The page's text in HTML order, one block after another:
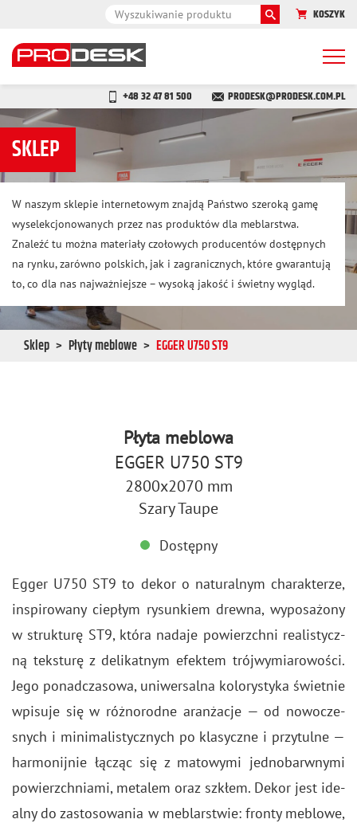
KOSZYK
+48 32 47 81 500 PRODESK@PRODESK.COM.PL
SKLEP
W naszym sklepie internetowym znajdą Państwo szeroką gamę
wyselekcjonowanych przez nas produktów dla meblarstwa.
Znaleźć tu można materiały czołowych producentów dostępnych
na rynku, zarówno polskich, jak i zagranicznych, które gwarantują
to, co dla nas najważniejsze – wysoką jakość i świetny wygląd.
Sklep Płyty meblowe EGGER U750 ST9
Płyta meblowa
EGGER U750 ST9
2800x2070 mm
Szary Taupe
Dostępny
Egger U750 ST9 to dekor o na­tu­ral­nym cha­rak­te­rze,
in­spi­ro­wa­ny cie­płym ry­sun­kiem drew­na, wy­po­sa­żo­ny
w struk­tu­rę ST9, która na­da­je po­wierzch­ni re­ali­stycz­
ną tek­stu­rę z de­li­kat­nym efek­tem trój­wy­mia­ro­wo­ści.
Jego po­nad­cza­so­wa, uni­wer­sal­na ko­lo­ry­sty­ka świet­nie
wpi­su­je się w róż­no­rod­ne aran­ża­cje — od no­wo­cze­
snych i mi­ni­ma­li­stycz­nych po kla­sycz­ne i przy­tul­ne —
har­mo­nij­nie łą­cząc się z ma­to­wy­mi jed­no­barw­ny­mi
po­wierzch­nia­mi, me­ta­lem oraz szkłem. Dekor jest ide­
al­ny do za­sto­so­wa­nia w me­blar­stwie: fron­ty me­blo­we,